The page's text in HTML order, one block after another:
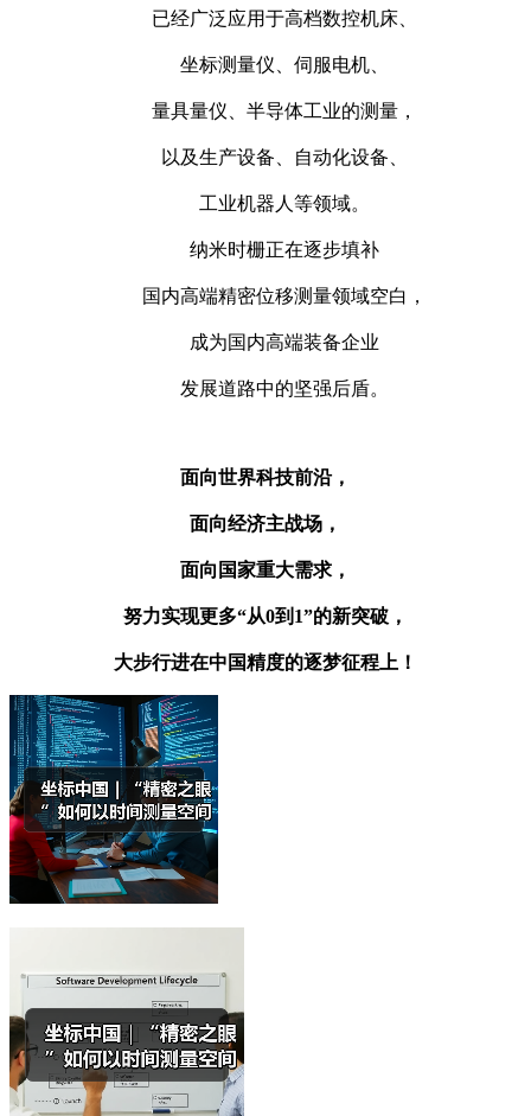
已经广泛应用于高档数控机床、
坐标测量仪、伺服电机、
量具量仪、半导体工业的测量，
以及生产设备、自动化设备、
工业机器人等领域。
纳米时栅正在逐步填补
国内高端精密位移测量领域空白，
成为国内高端装备企业
发展道路中的坚强后盾。
面向世界科技前沿，
面向经济主战场，
面向国家重大需求，
努力实现更多“从0到1”的新突破，
大步行进在中国精度的逐梦征程上！